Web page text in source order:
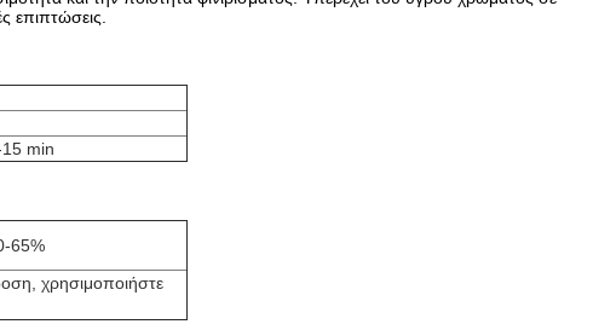
επιπτώσεις.
min
65%
χρησιμοποιήστε